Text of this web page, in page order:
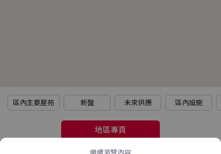
區內主要屋苑 新盤 未來供應 區內設施
地區專頁